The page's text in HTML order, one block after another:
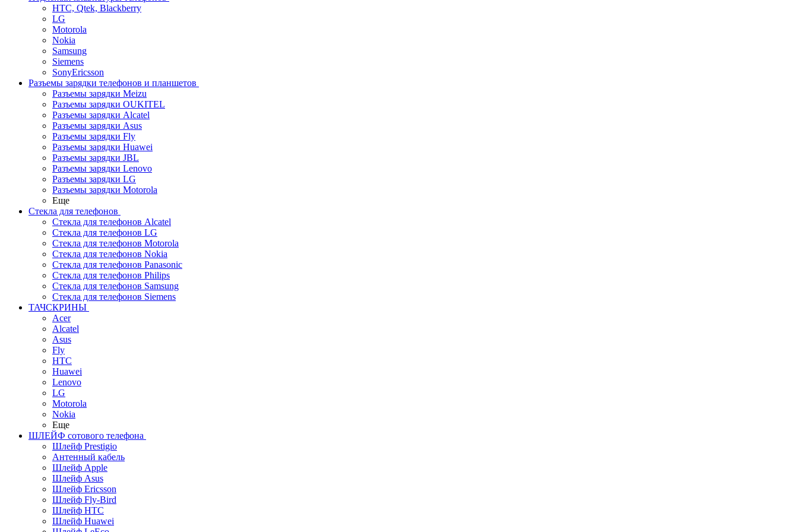
HTC, Qtek, Blackberry
LG
Motorola
Nokia
Samsung
Siemens
SonyEricsson
Разъемы зарядки телефонов и планшетов
Разъемы зарядки Meizu
Разъемы зарядки OUKITEL
Разъемы зарядки Alcatel
Разъемы зарядки Asus
Разъемы зарядки Fly
Разъемы зарядки Huawei
Разъемы зарядки JBL
Разъемы зарядки Lenovo
Разъемы зарядки LG
Разъемы зарядки Motorola
Еще
Стекла для телефонов
Стекла для телефонов Alcatel
Стекла для телефонов LG
Стекла для телефонов Motorola
Стекла для телефонов Nokia
Стекла для телефонов Panasonic
Стекла для телефонов Philips
Стекла для телефонов Samsung
Стекла для телефонов Siemens
ТАЧСКРИНЫ
Acer
Alcatel
Asus
Fly
HTC
Huawei
Lenovo
LG
Motorola
Nokia
Еще
ШЛЕЙФ сотового телефона
Шлейф Prestigio
Антенный кабель
Шлейф Apple
Шлейф Asus
Шлейф Ericsson
Шлейф Fly-Bird
Шлейф HTC
Шлейф Huawei